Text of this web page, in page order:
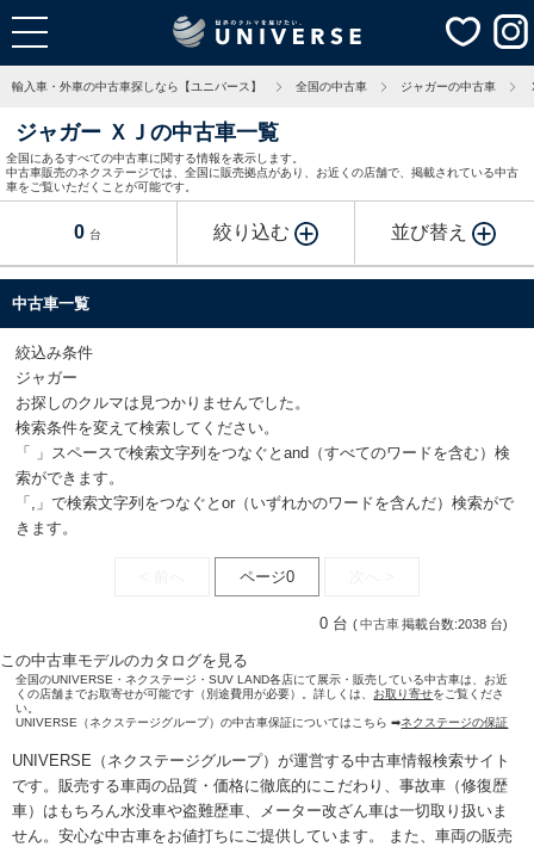
輸入車・外車の中古車探しなら【ユニバース】 全国の中古車 ジャガーの中古車
ジャガー ＸＪの中古車一覧
全国にあるすべての中古車に関する情報を表示します。
中古車販売のネクステージでは、全国に販売拠点があり、お近くの店舗で、掲載されている中古
車をご覧いただくことが可能です。
0 台 絞り込む 並び替え
中古車一覧
絞込み条件
ジャガー
お探しのクルマは見つかりませんでした。
検索条件を変えて検索してください。
「 」スペースで検索文字列をつなぐとand（すべてのワードを含む）検
索ができます。
「,」で検索文字列をつなぐとor（いずれかのワードを含んだ）検索がで
きます。
ページ0
0 台 (中古車掲載台数:2038 台)
この中古車モデルのカタログを見る
全国のUNIVERSE・ネクステージ・SUV LAND各店にて展示・販売している中古車は、お近
くの店舗までお取寄せが可能です（別途費用が必要）。詳しくは、 お取り寄せをご覧くださ
い。
UNIVERSE（ネクステージグループ）の中古車保証についてはこちら ➡ネクステージの保証
UNIVERSE（ネクステージグループ）が運営する中古車情報検索サイト
です。販売する車両の品質・価格に徹底的にこだわり、事故車（修復歴
車）はもちろん水没車や盗難歴車、メーター改ざん車は一切取り扱いま
せん。安心な中古車をお値打ちにご提供しています。 また、車両の販売